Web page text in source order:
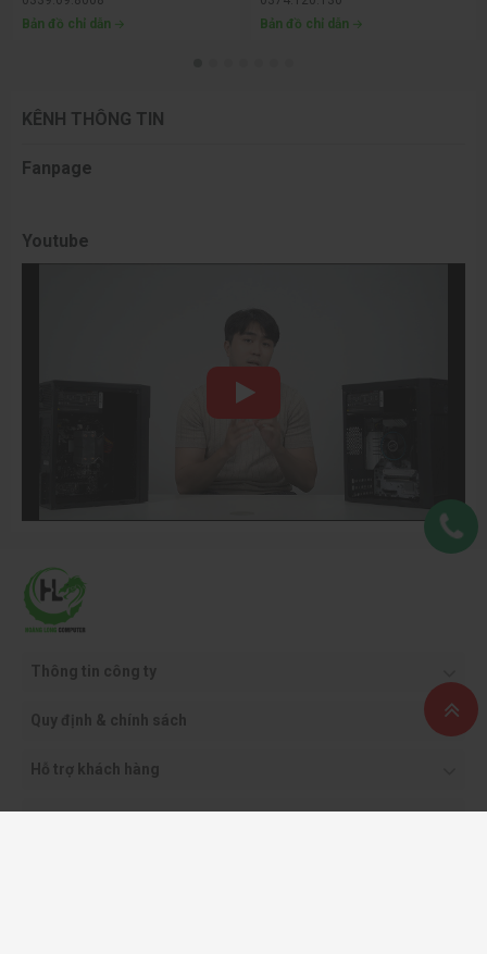
Bản đồ chỉ dẫn
Bản đồ chỉ dẫn
KÊNH THÔNG TIN
Fanpage
Youtube
Thông tin công ty
Quy định & chính sách
Hỗ trợ khách hàng